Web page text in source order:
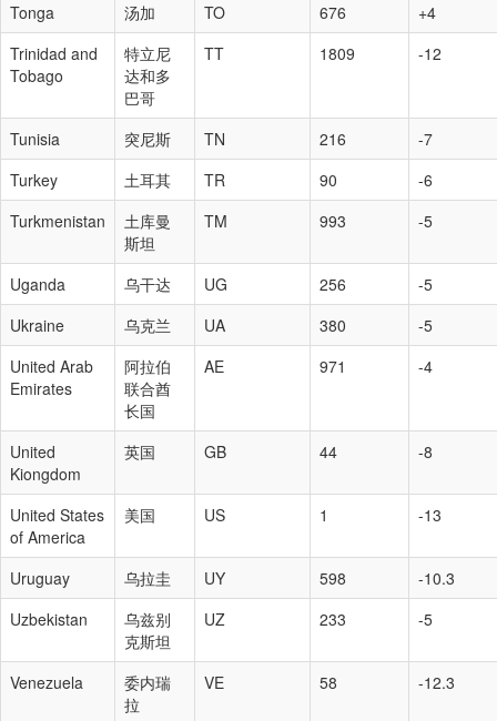
Tonga
汤加 TO 676
+4
Trinidad and
Tobago
特立尼
达和多
巴哥
TT 1809 -12
Tunisia 突尼斯 TN 216
-7
Turkey
土耳其 TR 90
-6
Turkmenistan
土库曼
斯坦
TM 993 -5
Uganda 乌干达 UG 256
-5
Ukraine
乌克兰 UA 380
-5
United Arab
Emirates
阿拉伯
联合酋
长国
AE 971 -4
United
Kiongdom
英国 GB 44 -8
United States
of America
美国 US 1 -13
Uruguay 乌拉圭 UY 598
-10.3
Uzbekistan
乌兹别
克斯坦
UZ 233 -5
Venezuela
委内瑞
拉
VE 58 -12.3